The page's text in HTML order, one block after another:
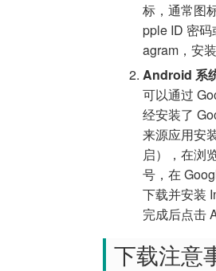
标，通常图
pple ID 密
agram，安
Android 系
可以通过
经安装了
来源应用安
启），在浏
号，在
下载并安装
完成后点击
下载注意